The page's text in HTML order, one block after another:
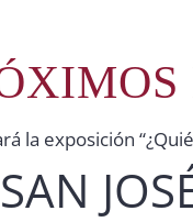
la exposición